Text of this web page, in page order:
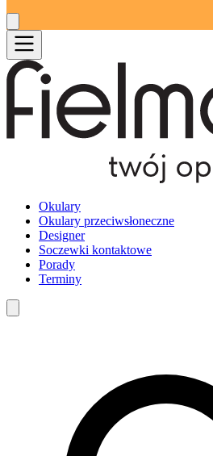
Okulary
Okulary przeciwsłoneczne
Designer
Soczewki kontaktowe
Porady
Terminy